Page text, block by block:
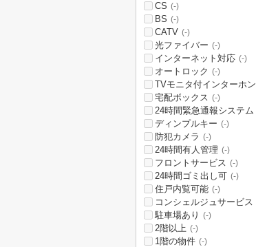
CS (-)
BS (-)
CATV (-)
光ファイバー (-)
インターネット対応 (-)
オートロック (-)
TVモニタ付インターホン
宅配ボックス (-)
24時間緊急通報システム
ディンプルキー (-)
防犯カメラ (-)
24時間有人管理 (-)
フロントサービス (-)
24時間ゴミ出し可 (-)
住戸内覧可能 (-)
コンシェルジュサービス
駐車場あり (-)
2階以上 (-)
1階の物件 (-)